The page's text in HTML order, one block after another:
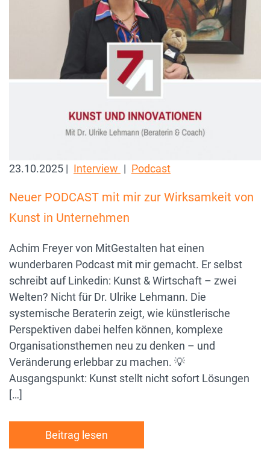
23.10.2025 | Interview | Podcast
Neuer PODCAST mit mir zur Wirksamkeit von
Kunst in Unternehmen
Achim Freyer von MitGestalten hat einen
wunderbaren Podcast mit mir gemacht. Er selbst
schreibt auf Linkedin: Kunst & Wirtschaft – zwei
Welten? Nicht für Dr. Ulrike Lehmann. Die
systemische Beraterin zeigt, wie künstlerische
Perspektiven dabei helfen können, komplexe
Organisationsthemen neu zu denken – und
Veränderung erlebbar zu machen. 💡
Ausgangspunkt: Kunst stellt nicht sofort Lösungen
[…]
Beitrag lesen